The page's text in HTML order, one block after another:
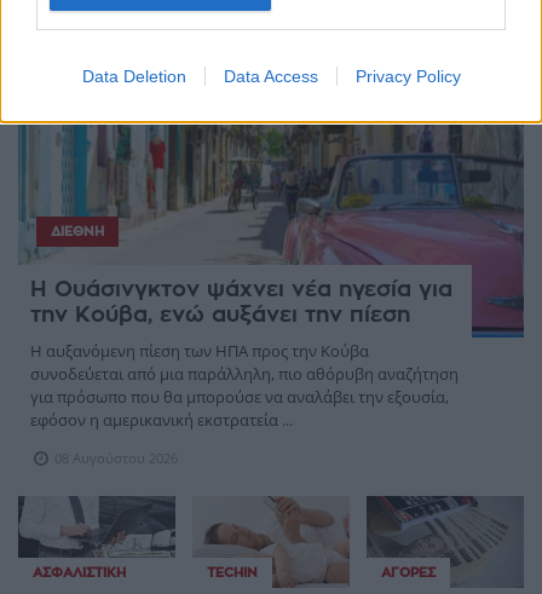
Data Deletion Data Access Privacy Policy
ΔΙΕΘΝΉ
Η Ουάσινγκτον ψάχνει νέα ηγεσία για
την Κούβα, ενώ αυξάνει την πίεση
Η αυξανόμενη πίεση των ΗΠΑ προς την Κούβα
συνοδεύεται από μια παράλληλη, πιο αθόρυβη αναζήτηση
για πρόσωπο που θα μπορούσε να αναλάβει την εξουσία,
εφόσον η αμερικανική εκστρατεία ...
08 Αυγούστου 2026
ΑΣΦΑΛΙΣΤΙΚΉ TECHIN ΑΓΟΡΈΣ